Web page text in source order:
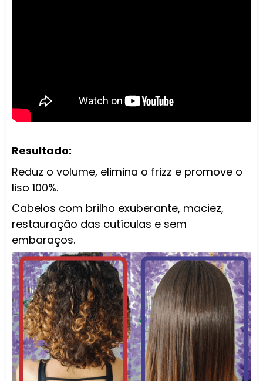
Resultado:
Reduz o volume, elimina o frizz e promove o
liso 100%.
Cabelos com brilho exuberante, maciez,
restauração das cutículas e sem
embaraços.